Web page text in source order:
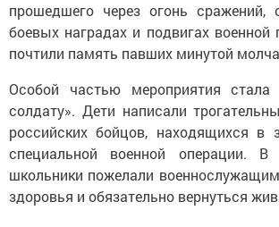
прошедшего через огонь сражений,
боевых наградах и подвигах военной
почтили память павших минутой
Особой частью мероприятия
солдату». Дети написали
российских бойцов, находящихся в
специальной военной операции.
школьники пожелали военнослужащим
здоровья и обязательно вернуться